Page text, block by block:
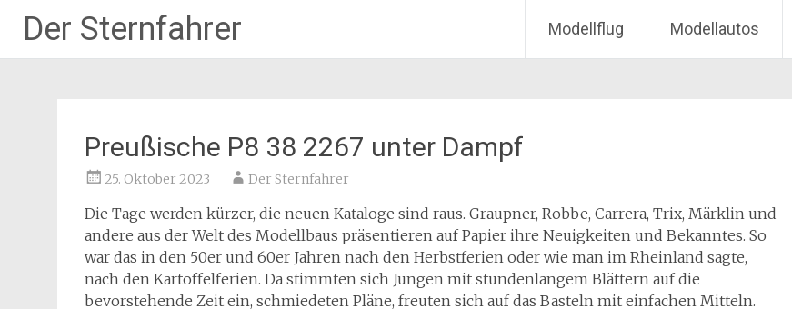
Der Sternfahrer Modellflug Modellautos
Preußische P8 38 2267 unter Dampf
25. Oktober 2023 Der Sternfahrer
Die Tage werden kürzer, die neuen Kataloge sind raus. Graupner, Robbe, Carrera, Trix, Märklin und
andere aus der Welt des Modellbaus präsentieren auf Papier ihre Neuigkeiten und Bekanntes. So
war das in den 50er und 60er Jahren nach den Herbstferien oder wie man im Rheinland sagte,
nach den Kartoffelferien. Da stimmten sich Jungen mit stundenlangem Blättern auf die
bevorstehende Zeit ein, schmiedeten Pläne, freuten sich auf das Basteln mit einfachen Mitteln.